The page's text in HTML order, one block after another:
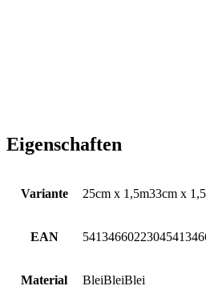
Eigenschaften
Variante 25cm x 1,5m33cm x
EAN 5413466022304
Material BleiBleiBlei